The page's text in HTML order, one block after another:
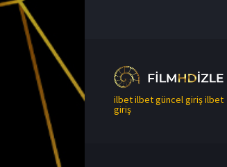
ilbetilbet güncel girişilbet
giriş